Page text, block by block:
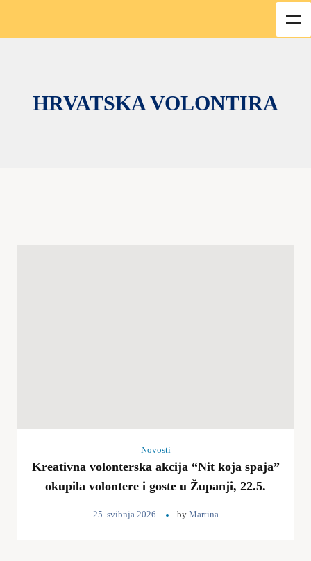
HRVATSKA VOLONTIRA
Novosti
Kreativna volonterska akcija “Nit koja spaja”
okupila volontere i goste u Županji, 22.5.
25. svibnja 2026. by Martina